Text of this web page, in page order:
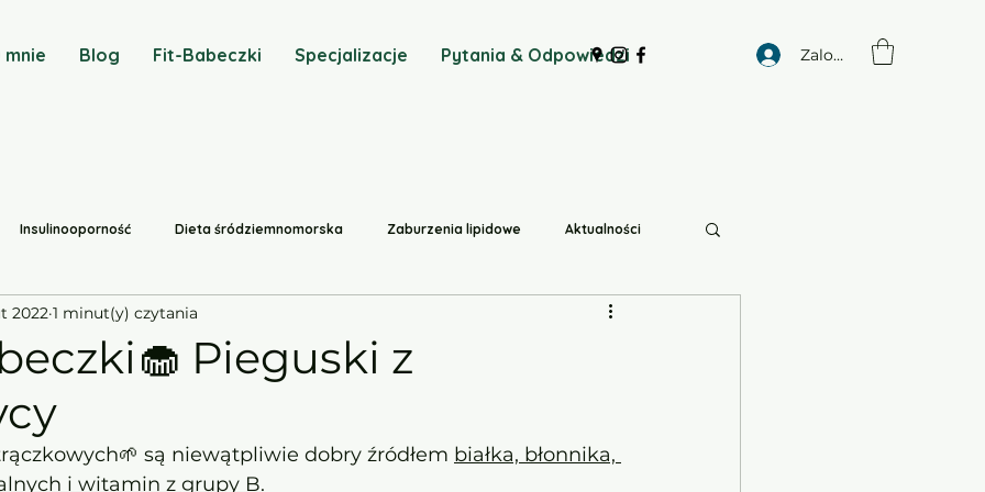
mnie Blog Fit-Babeczki Specjalizacje Pytania & Odpowiedzi Zaloguj się
Insulinooporność Dieta śródziemnomorska Zaburzenia lipidowe Aktualności
Niedoczynność tarczycy Nawyki żywieniowe
Suplementy
Pieguski z
2022 1 minut(y) czytania
są niewątpliwie dobry źródłem białka, błonnika,
i witamin z grupy B.